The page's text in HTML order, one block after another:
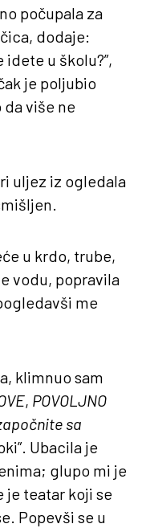
počupala za
dodaje:
idete u školu?”,
je poljubio
više ne
uljez iz ogledala
u krdo, trube,
vodu, popravila
me
klimnuo sam
, POVOLJNO
sa
Ubacila je
glupo mi je
je teatar koji se
Popevši se u